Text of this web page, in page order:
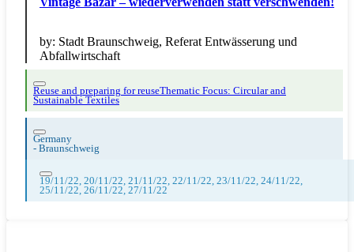
by: Stadt Braunschweig, Referat Entwässerung und
Abfallwirtschaft
Reuse and preparing for reuseThematic Focus: Circular and
Sustainable Textiles
Germany
- Braunschweig
19/11/22, 20/11/22, 21/11/22, 22/11/22, 23/11/22, 24/11/22,
25/11/22, 26/11/22, 27/11/22